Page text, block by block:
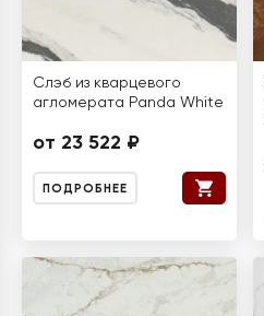
Слэб из кварцевого
агломерата Panda White
от 23 522 ₽
ПОДРОБНЕЕ